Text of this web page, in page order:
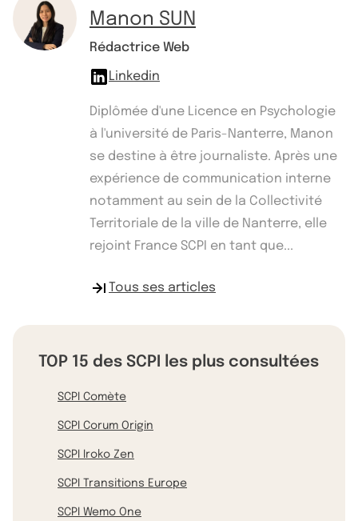
Manon SUN
Rédactrice Web
Linkedin
Diplômée d'une Licence en Psychologie
à l'université de Paris-Nanterre, Manon
se destine à être journaliste. Après une
expérience de communication interne
notamment au sein de la Collectivité
Territoriale de la ville de Nanterre, elle
rejoint France SCPI en tant que...
Tous ses articles
TOP 15 des SCPI les plus consultées
SCPI Comète
SCPI Corum Origin
SCPI Iroko Zen
SCPI Transitions Europe
SCPI Wemo One